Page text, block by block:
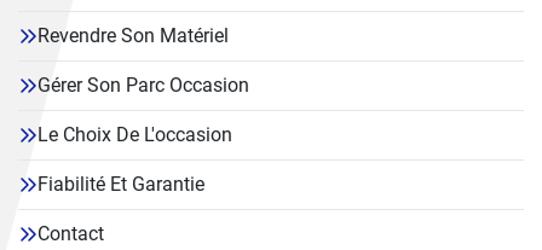
Revendre Son Matériel
Gérer Son Parc Occasion
Le Choix De L'occasion
Fiabilité Et Garantie
Contact